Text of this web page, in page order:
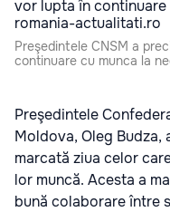
Preşedintele CNSM a
continuare cu munca la
Preşedintele
Moldova, Oleg Budza,
marcată ziua celor
lor muncă. Acesta a
bună colaborare între